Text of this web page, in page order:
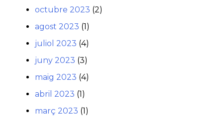
octubre 2023 (2)
agost 2023 (1)
juliol 2023 (4)
juny 2023 (3)
maig 2023 (4)
abril 2023 (1)
març 2023 (1)